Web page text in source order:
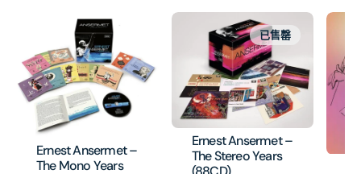
Ernest Ansermet –
The Mono Years
Ernest Ansermet –
The Stereo Years
已售罄